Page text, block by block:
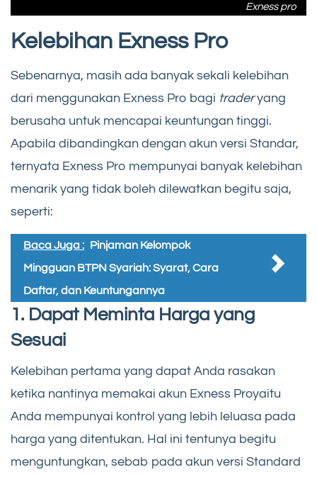
Exness pro
Kelebihan Exness Pro
Sebenarnya, masih ada banyak sekali kelebihan
dari menggunakan Exness Pro bagi traderyang
berusaha untuk mencapai keuntungan tinggi.
Apabila dibandingkan dengan akun versi Standar,
ternyata Exness Pro mempunyai banyak kelebihan
menarik yang tidak boleh dilewatkan begitu saja,
seperti:
Baca Juga : Pinjaman Kelompok
Mingguan BTPN Syariah: Syarat, Cara
Daftar, dan Keuntungannya
1. Dapat Meminta Harga yang
Sesuai
Kelebihan pertama yang dapat Anda rasakan
ketika nantinya memakai akun Exness Proyaitu
Anda mempunyai kontrol yang lebih leluasa pada
harga yang ditentukan. Hal ini tentunya begitu
menguntungkan, sebab pada akun versi Standard